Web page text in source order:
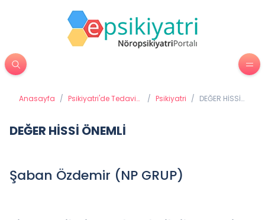
Anasayfa / Psikiyatri'de Tedavi
/ Psikiyatri / DEĞER HİSSİ
DEĞER HİSSİ ÖNEMLİ
Şaban Özdemir (NP GRUP)